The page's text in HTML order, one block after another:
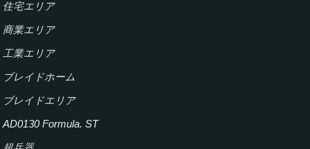
住宅エリア
商業エリア
工業エリア
ブレイドホーム
ブレイドエリア
AD0130 Formula. ST